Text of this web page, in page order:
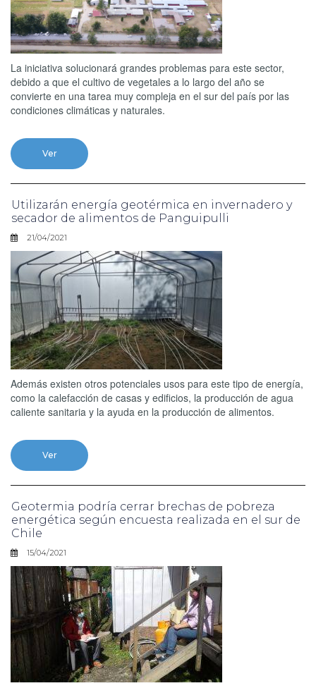
La iniciativa solucionará grandes problemas para este sector,
debido a que el cultivo de vegetales a lo largo del año se
convierte en una tarea muy compleja en el sur del país por las
condiciones climáticas y naturales.
Ver
Utilizarán energía geotérmica en invernadero y
secador de alimentos de Panguipulli
21/04/2021
Además existen otros potenciales usos para este tipo de energía,
como la calefacción de casas y edificios, la producción de agua
caliente sanitaria y la ayuda en la producción de alimentos.
Ver
Geotermia podría cerrar brechas de pobreza
energética según encuesta realizada en el sur de
Chile
15/04/2021